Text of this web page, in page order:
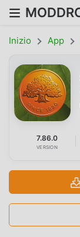
Inizio App
7.86.0
VERSION